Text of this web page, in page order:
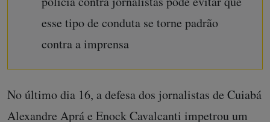
esse tipo de conduta se torne padrão
contra a imprensa
No último dia 16, a defesa dos jornalistas de Cuiabá
Alexandre Aprá e Enock Cavalcanti impetrou um